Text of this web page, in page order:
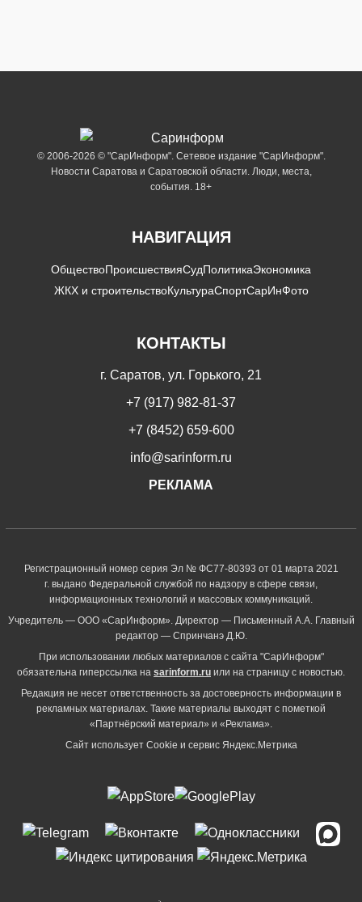
© 2006-2026 © "СарИнформ". Сетевое издание "СарИнформ".
Новости Саратова и Саратовской области. Люди, места,
события. 18+
НАВИГАЦИЯ
ОбществоПроисшествияСудПолитикаЭкономика
ЖКХ и строительствоКультураСпортСарИнФото
КОНТАКТЫ
г. Саратов, ул. Горького, 21
+7 (917) 982-81-37
+7 (8452) 659-600
info@sarinform.ru
РЕКЛАМА
Регистрационный номер серия Эл № ФС77-80393 от 01 марта 2021
г. выдано Федеральной службой по надзору в сфере связи,
информационных технологий и массовых коммуникаций.
Учредитель — ООО «СарИнформ». Директор — Письменный А.А. Главный
редактор — Спринчанэ Д.Ю.
При использовании любых материалов с сайта "СарИнформ"
обязательна гиперссылка на sarinform.ru или на страницу с новостью.
Редакция не несет ответственность за достоверность информации в
рекламных материалах. Такие материалы выходят с пометкой
«Партнёрский материал» и «Реклама».
Сайт использует Cookie и сервиc Яндекс.Метрика